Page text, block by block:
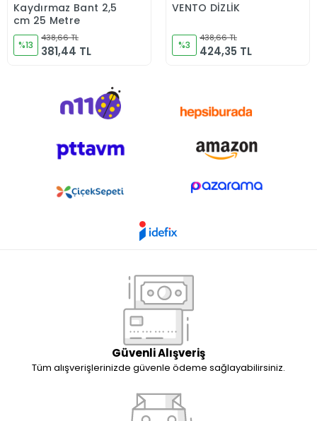
Sepete Ekle
Kaydırmaz Bant 2,5
cm 25 Metre
%13
438,66 TL
381,44 TL
Sepete Ekle
VENTO DİZLİK
%3
438,66 TL
424,35 TL
Güvenli Alışveriş
Tüm alışverişlerinizde güvenle ödeme sağlayabilirsiniz.